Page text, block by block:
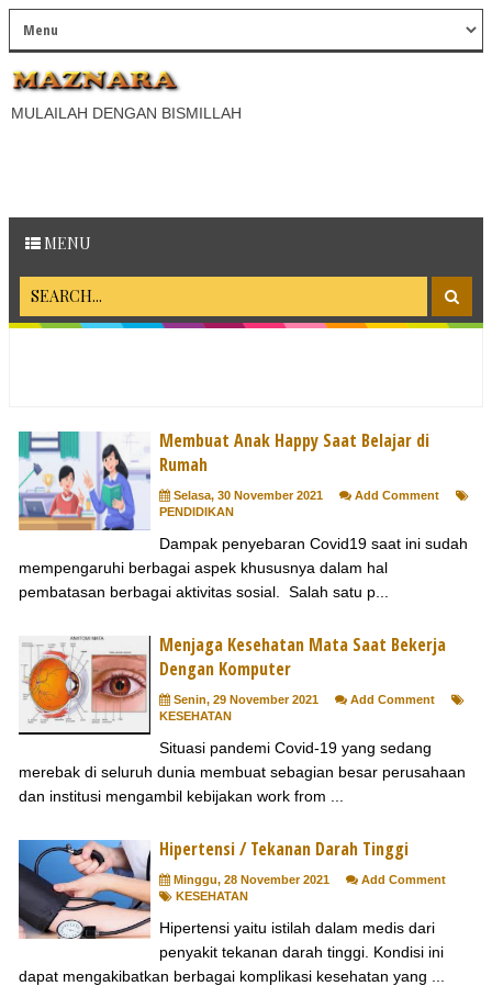
MULAILAH DENGAN BISMILLAH
MENU
Membuat Anak Happy Saat Belajar di
Rumah
Selasa, 30 November 2021
Add Comment
PENDIDIKAN
Dampak penyebaran Covid19 saat ini sudah
mempengaruhi berbagai aspek khususnya dalam hal
pembatasan berbagai aktivitas sosial. Salah satu p...
Menjaga Kesehatan Mata Saat Bekerja
Dengan Komputer
Senin, 29 November 2021
Add Comment
KESEHATAN
Situasi pandemi Covid-19 yang sedang
merebak di seluruh dunia membuat sebagian besar perusahaan
dan institusi mengambil kebijakan work from ...
Hipertensi / Tekanan Darah Tinggi
Minggu, 28 November 2021
Add Comment
KESEHATAN
Hipertensi yaitu istilah dalam medis dari
penyakit tekanan darah tinggi. Kondisi ini
dapat mengakibatkan berbagai komplikasi kesehatan yang ...